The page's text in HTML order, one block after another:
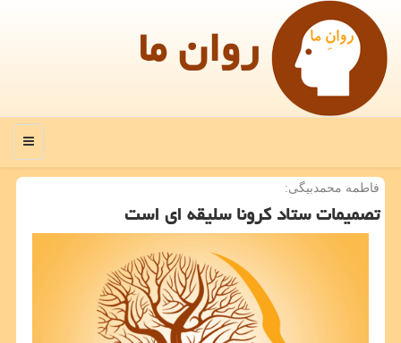
روان ما
منو
فاطمه محمدبیگی:
تصمیمات ستاد كرونا سلیقه ای است